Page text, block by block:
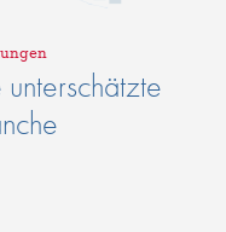
unterschätzte